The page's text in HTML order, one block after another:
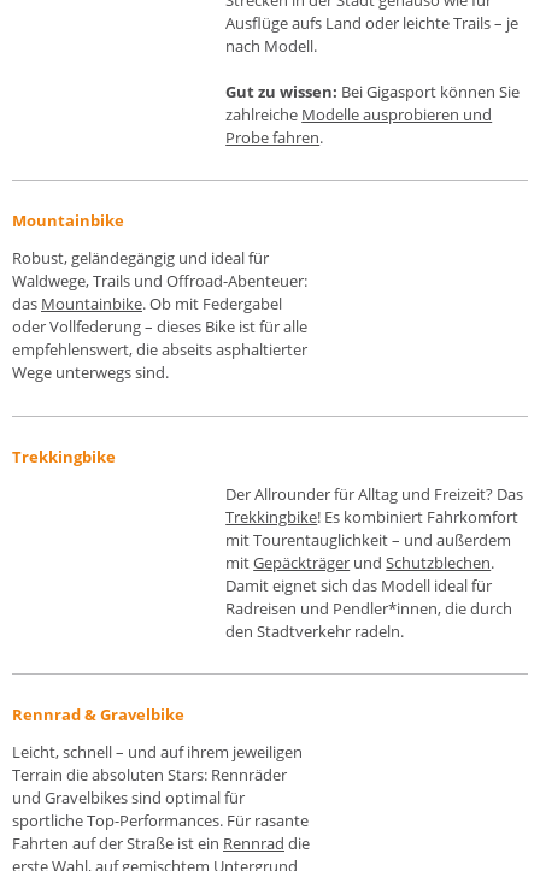
Ausflüge aufs Land oder leichte Trails – je
nach Modell.
Gut zu wissen: Bei Gigasport können Sie
zahlreiche Modelle ausprobieren und
Probe fahren.
Mountainbike
Robust, geländegängig und ideal für
Waldwege, Trails und Offroad-Abenteuer:
das Mountainbike. Ob mit Feder­gabel
oder Voll­federung – dieses Bike ist für alle
empfehlens­wert, die abseits asphaltierter
Wege unterwegs sind.
Trekkingbike
Der Allrounder für Alltag und Freizeit? Das
Trekkingbike! Es kombiniert Fahr­komfort
mit Touren­tauglichkeit – und außer­dem
mitGepäckträger undSchutzblechen.
Damit eignet sich das Modell ideal für
Rad­reisen und Pendler*innen, die durch
den Stadtverkehr radeln.
Rennrad & Gravelbike
Leicht, schnell – und auf ihrem jeweiligen
Terrain die absoluten Stars: Renn­räder
und Gravel­bikes sind optimal für
sportliche Top-Performances. Für rasante
Fahrten auf der Straße ist ein Rennrad die
erste Wahl, auf gemischtem Unter­grund